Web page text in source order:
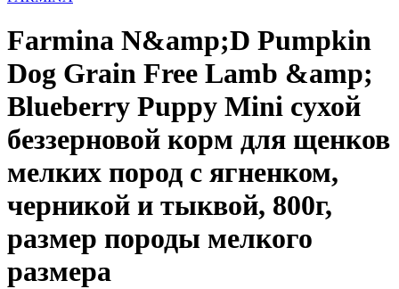
Farmina N&amp;D Pumpkin
Dog Grain Free Lamb &amp;
Blueberry Puppy Mini сухой
беззерновой корм для щенков
мелких пород с ягненком,
черникой и тыквой, 800г,
размер породы мелкого
размера